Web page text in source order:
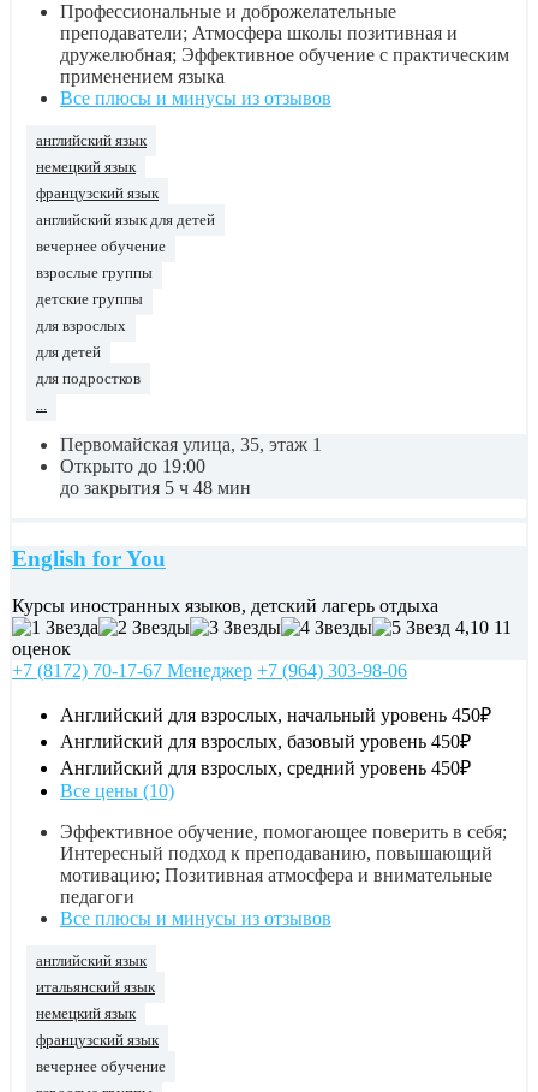
Профессиональные и доброжелательные
преподаватели; Атмосфера школы позитивная и
дружелюбная; Эффективное обучение с практическим
применением языка
Все плюсы и минусы из отзывов
английский язык
немецкий язык
французский язык
английский язык для детей
вечернее обучение
взрослые группы
детские группы
для взрослых
для детей
для подростков
...
Первомайская улица, 35, этаж 1
Открыто до 19:00
до закрытия 5 ч 48 мин
English for You
Курсы иностранных языков, детский лагерь отдыха
4,10 11
оценок
+7 (8172) 70-17-67 Менеджер +7 (964) 303-98-06
Английский для взрослых, начальный уровень 450₽
Английский для взрослых, базовый уровень 450₽
Английский для взрослых, средний уровень 450₽
Все цены (10)
Эффективное обучение, помогающее поверить в себя;
Интересный подход к преподаванию, повышающий
мотивацию; Позитивная атмосфера и внимательные
педагоги
Все плюсы и минусы из отзывов
английский язык
итальянский язык
немецкий язык
французский язык
вечернее обучение